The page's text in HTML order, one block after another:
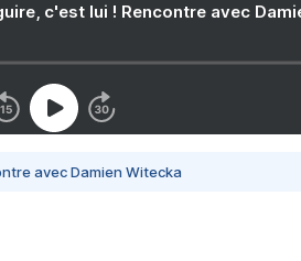
c'est lui ! Rencontre avec
avec Damien Witecka